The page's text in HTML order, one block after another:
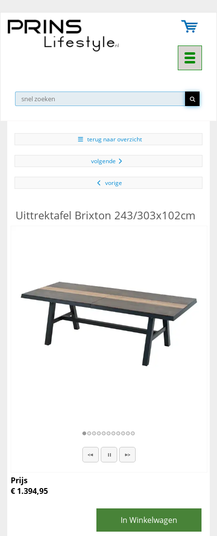
Toggle
▼
terug naar overzicht
volgende
vorige
Uittrektafel Brixton 243/303x102cm
Prijs
€ 1.394,95
In Winkelwagen